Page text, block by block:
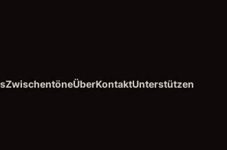
ZwischentöneÜberKontaktUnterstützen